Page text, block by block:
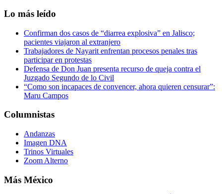
Lo más leído
Confirman dos casos de “diarrea explosiva” en Jalisco;
pacientes viajaron al extranjero
Trabajadores de Nayarit enfrentan procesos penales tras
participar en protestas
Defensa de Don Juan presenta recurso de queja contra el
Juzgado Segundo de lo Civil
“Como son incapaces de convencer, ahora quieren censurar”:
Maru Campos
Columnistas
Andanzas
Imagen DNA
Trinos Virtuales
Zoom Alterno
Más México